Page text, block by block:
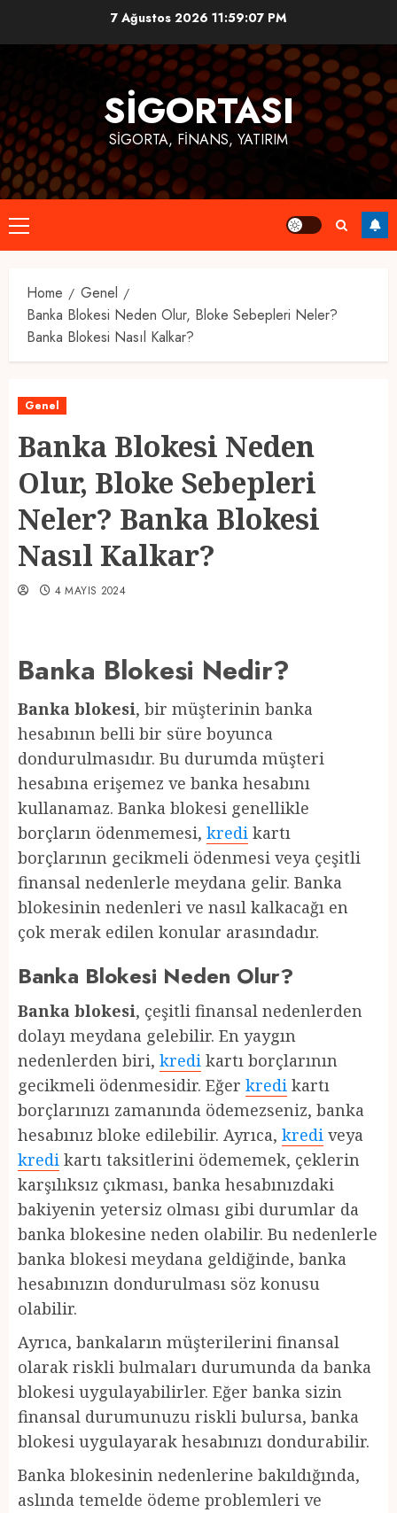
7 Ağustos 2026 11:59:07 PM
SIGORTASI
SIGORTA, FINANS, YATIRIM
Primary
Menu
Home
Genel
Banka Blokesi Neden Olur, Bloke Sebepleri Neler?
Banka Blokesi Nasıl Kalkar?
Genel
Banka Blokesi Neden
Olur, Bloke Sebepleri
Neler? Banka Blokesi
Nasıl Kalkar?
4 MAYIS 2024
Banka Blokesi Nedir?
Banka blokesi, bir müşterinin banka
hesabının belli bir süre boyunca
dondurulmasıdır. Bu durumda müşteri
hesabına erişemez ve banka hesabını
kullanamaz. Banka blokesi genellikle
borçların ödenmemesi, kredi kartı
borçlarının gecikmeli ödenmesi veya çeşitli
finansal nedenlerle meydana gelir. Banka
blokesinin nedenleri ve nasıl kalkacağı en
çok merak edilen konular arasındadır.
Banka Blokesi Neden Olur?
Banka blokesi, çeşitli finansal nedenlerden
dolayı meydana gelebilir. En yaygın
nedenlerden biri, kredi kartı borçlarının
gecikmeli ödenmesidir. Eğer kredi kartı
borçlarınızı zamanında ödemezseniz, banka
hesabınız bloke edilebilir. Ayrıca, kredi veya
kredi kartı taksitlerini ödememek, çeklerin
karşılıksız çıkması, banka hesabınızdaki
bakiyenin yetersiz olması gibi durumlar da
banka blokesine neden olabilir. Bu nedenlerle
banka blokesi meydana geldiğinde, banka
hesabınızın dondurulması söz konusu
olabilir.
Ayrıca, bankaların müşterilerini finansal
olarak riskli bulmaları durumunda da banka
blokesi uygulayabilirler. Eğer banka sizin
finansal durumunuzu riskli bulursa, banka
blokesi uygulayarak hesabınızı dondurabilir.
Banka blokesinin nedenlerine bakıldığında,
aslında temelde ödeme problemleri ve